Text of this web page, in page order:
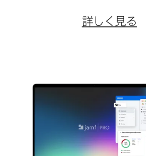
詳しく​見る